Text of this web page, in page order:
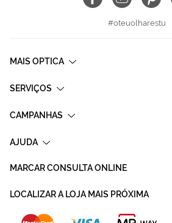
#oteuolharestu
MAIS OPTICA
SERVIÇOS
CAMPANHAS
AJUDA
MARCAR CONSULTA ONLINE
LOCALIZAR A LOJA MAIS PRÓXIMA